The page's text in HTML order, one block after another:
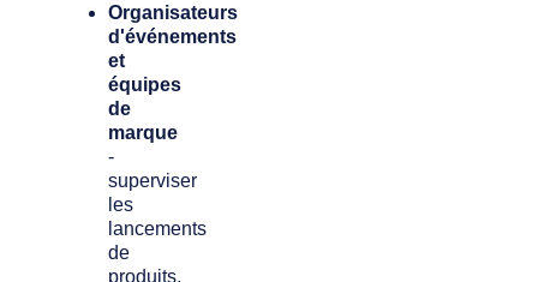
Organisateurs
d'événements
et
équipes
de
marque
-
superviser
les
lancements
de
produits,